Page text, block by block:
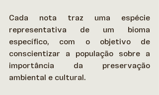
Cada nota traz uma espécie
representativa de um bioma
específico, com o objetivo de
conscientizar a população sobre a
importância da preservação
ambiental e cultural.